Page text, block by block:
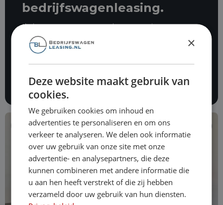
bedrijfswagenleasing.
Ik ben er zeer tevreden over in
november vorig jaar werd er
ingebroken in mijn auto. Dave heeft
mij ontzettend goed geholpen om
alles voor mij in orde te maken.
€ 14.290
×
Deze website maakt gebruik van
cookies.
We gebruiken cookies om inhoud en
advertenties te personaliseren en om ons
verkeer te analyseren. We delen ook informatie
over uw gebruik van onze site met onze
advertentie- en analysepartners, die deze
kunnen combineren met andere informatie die
u aan hen heeft verstrekt of die zij hebben
verzameld door uw gebruik van hun diensten.